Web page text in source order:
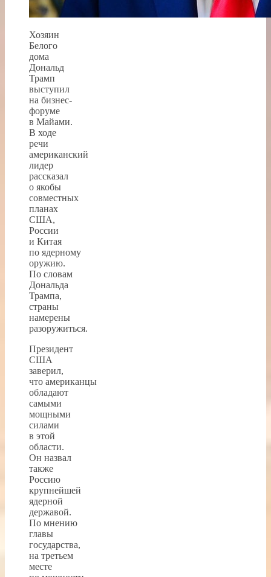
Хозяин
Белого
дома
Дональд
Трамп
выступил
на бизнес-
форуме
в Майами.
В ходе
речи
американский
лидер
рассказал
о якобы
совместных
планах
США,
России
и Китая
по ядерному
оружию.
По словам
Дональда
Трампа,
страны
намерены
разоружиться.
Президент
США
заверил,
что американцы
обладают
самыми
мощными
силами
в этой
области.
Он назвал
также
Россию
крупнейшей
ядерной
державой.
По мнению
главы
государства,
на третьем
месте